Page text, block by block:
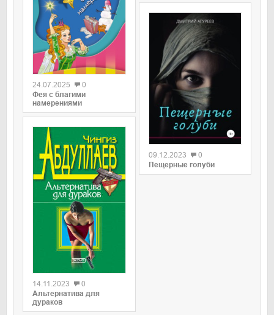
24.07.2025
0
Фея с благими
намерениями
14.11.2023
0
Альтернатива для
дураков
09.12.2023
0
Пещерные голуби